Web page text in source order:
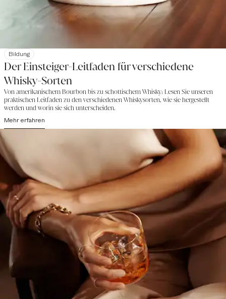
Bildung
Der Einsteiger-Leitfaden für verschiedene
Whisky-Sorten
Von amerikanischem Bourbon bis zu schottischem Whisky: Lesen Sie unseren
praktischen Leitfaden zu den verschiedenen Whiskysorten, wie sie hergestellt
werden und worin sie sich unterscheiden.
Mehr erfahren